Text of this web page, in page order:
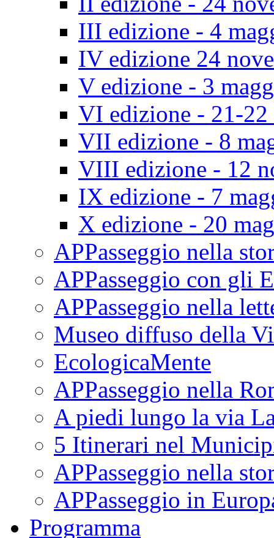
III edizione - 4
IV edizione 24
V edizione - 3
VI edizione - 21-22
VII edizione - 8
VIII edizione - 12
IX edizione - 7
X edizione - 20
APPasseggio nella
APPasseggio con gli
APPasseggio nella
Museo diffuso della
EcologicaMente
APPasseggio nella
A piedi lungo la via
5 Itinerari nel
APPasseggio nella
APPasseggio in
Programma